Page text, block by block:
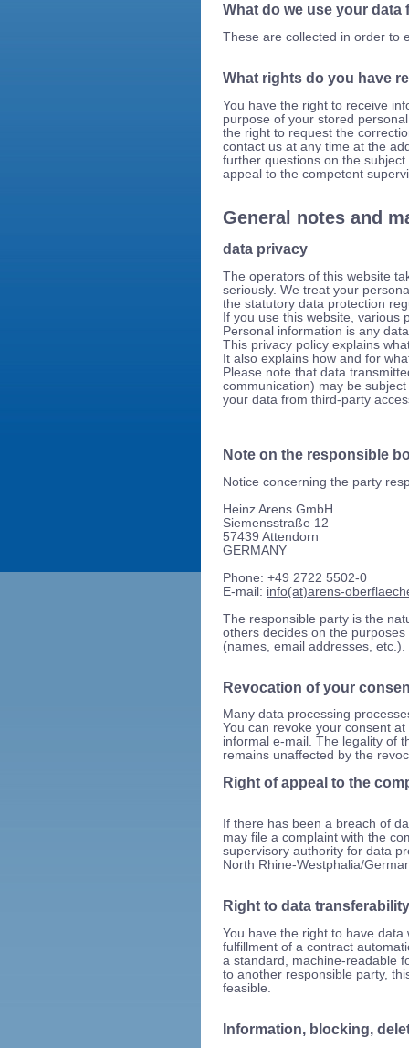
What do we use your data
These are collected in order to
What rights do you have
You have the right to receive
purpose of your stored
the right to request the
contact us at any time at the
further questions on the
appeal to the competent
General notes and
data privacy
The operators of this website
seriously. We treat your
the statutory data protection
If you use this website, various
Personal information is any
This privacy policy explains
It also explains how and for
Please note that data
communication) may be
your data from third-party
Note on the responsible
Notice concerning the party
Heinz Arens GmbH
Siemensstraße 12
57439 Attendorn
GERMANY
Phone: +49 2722 5502-0
E-mail: info(at)arens-
The responsible party is the
others decides on the
(names, email addresses, etc.).
Revocation of your
Many data processing
You can revoke your consent
informal e-mail. The legality of
remains unaffected by the
Right of appeal to the
If there has been a breach of
may file a complaint with the
supervisory authority for data
North Rhine-Westphalia/
Right to data
You have the right to have
fulfillment of a contract
a standard, machine-readable
to another responsible party,
feasible.
Information, blocking,